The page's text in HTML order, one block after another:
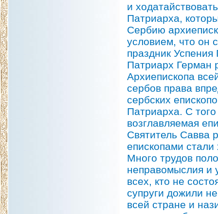
и
Патриарха,
Сербию
условием, что он
праздник
Патриарх Герман
Архиепископа
сербов права
сербских
Патриарха. С
возглавляемая
Святитель Савва
епископами
Много трудов
неправомыслия и
всех, кто не
супруги дожили
всей стране и